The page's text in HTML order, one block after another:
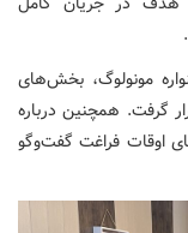
مونولوگ، بخش‌های
گرفت. همچنین درباره
اوقات فراغت گفت‌وگو